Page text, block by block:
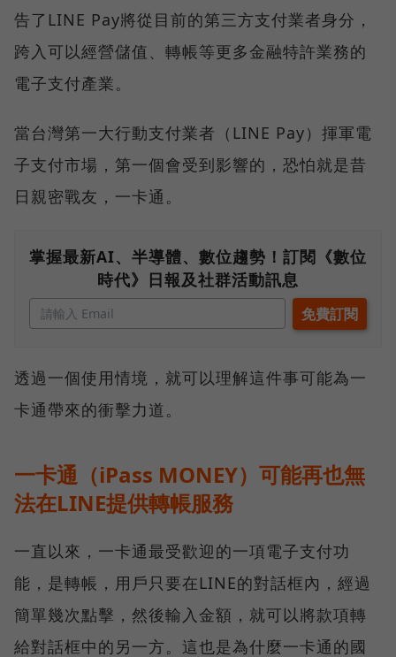
告了LINE Pay將從目前的第三方支付業者身分，
跨入可以經營儲值、轉帳等更多金融特許業務的
電子支付產業。
當台灣第一大行動支付業者（LINE Pay）揮軍電
子支付市場，第一個會受到影響的，恐怕就是昔
日親密戰友，一卡通。
掌握最新AI、半導體、數位趨勢！訂閱《數位
時代》日報及社群活動訊息
透過一個使用情境，就可以理解這件事可能為一
卡通帶來的衝擊力道。
一卡通（iPass MONEY）可能再也無
法在LINE提供轉帳服務
一直以來，一卡通最受歡迎的一項電子支付功
能，是轉帳，用戶只要在LINE的對話框內，經過
簡單幾次點擊，然後輸入金額，就可以將款項轉
給對話框中的另一方。這也是為什麼一卡通的國